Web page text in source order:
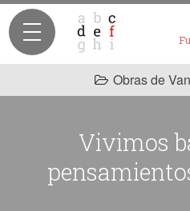
Obras de
Vivimos